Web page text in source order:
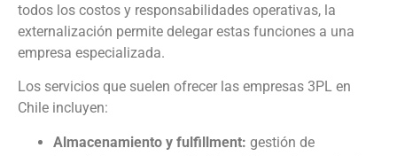
todos los costos y responsabilidades operativas, la
externalización permite delegar estas funciones a una
empresa especializada.
Los servicios que suelen ofrecer las empresas 3PL en
Chile incluyen:
Almacenamiento y fulfillment: gestión de